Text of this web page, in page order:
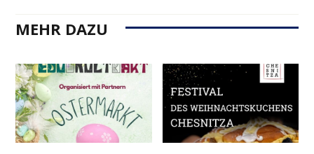
MEHR DAZU